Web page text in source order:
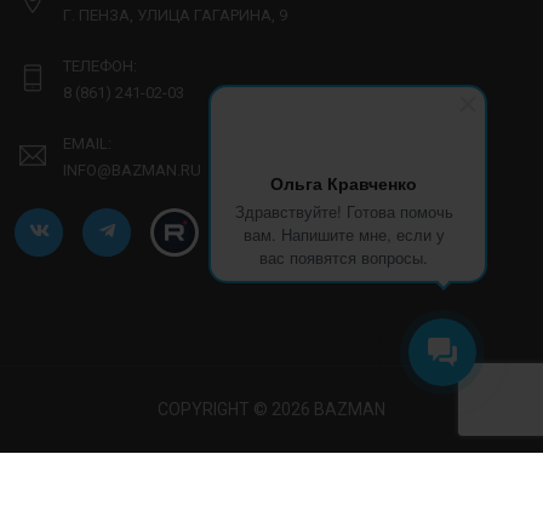
Ольга Кравченко
Здравствуйте! Готова помочь
вам. Напишите мне, если у
вас появятся вопросы.
Г. ПЕНЗА, УЛИЦА ГАГАРИНА, 9
ТЕЛЕФОН:
8 (861) 241-02-03
EMAIL:
INFO@BAZMAN.RU
COPYRIGHT © 2026 BAZMAN